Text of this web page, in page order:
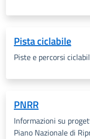
Pista ciclabile
Piste e percorsi
PNRR
Informazioni su
Piano Nazionale di